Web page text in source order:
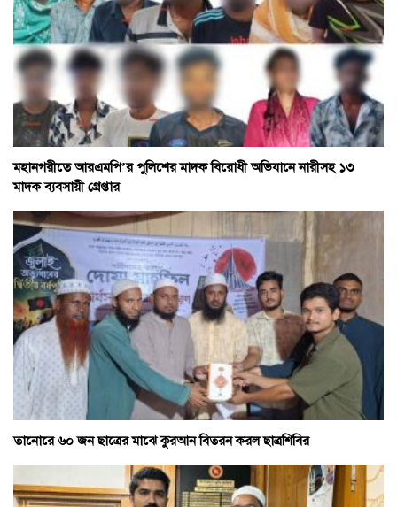
মহানগরীতে আরএমপি’র পুলিশের মাদক বিরোধী অভিযানে নারীসহ ১৩
মাদক ব্যবসায়ী গ্রেপ্তার
তানোরে ৬০ জন ছাত্রের মাঝে কুরআন বিতরন করল ছাত্রশিবির